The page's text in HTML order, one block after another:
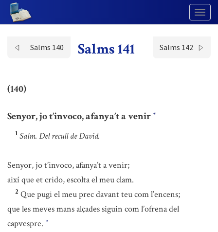
Salms 140 Salms 141 Salms 142
(140)
Senyor, jo t’invoco, afanya’t a venir *
1 Salm. Del recull de David.
Senyor, jo t’invoco, afanya’t a venir;
així que et crido, escolta el meu clam.
2 Que pugi el meu prec davant teu com l’encens;
que les meves mans alçades siguin com l’ofrena del
capvespre. *